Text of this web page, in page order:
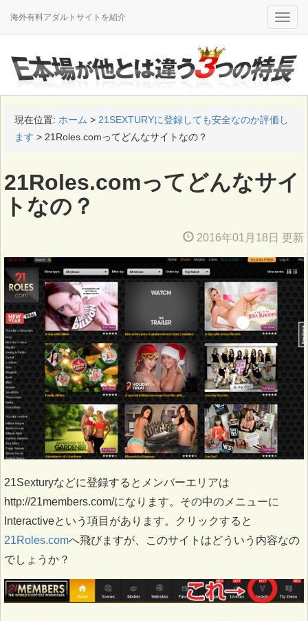
Toggle
海外有料アダルトサイトを紹介
現在位置: ホーム > 21SEXTURYに登録しても安全なのか評価し
ます > 21Roles.comってどんなサイトなの？
21Roles.comってどんなサイ
トなの？
2016年01月18日 更新
21Sexturyなどに登録するとメンバーエリアは
http://21members.com/になります。その中のメニューに
Interactiveという項目があります。クリックすると
21Roles.comへ飛びますが、このサイトはどういう内容なの
でしょうか？